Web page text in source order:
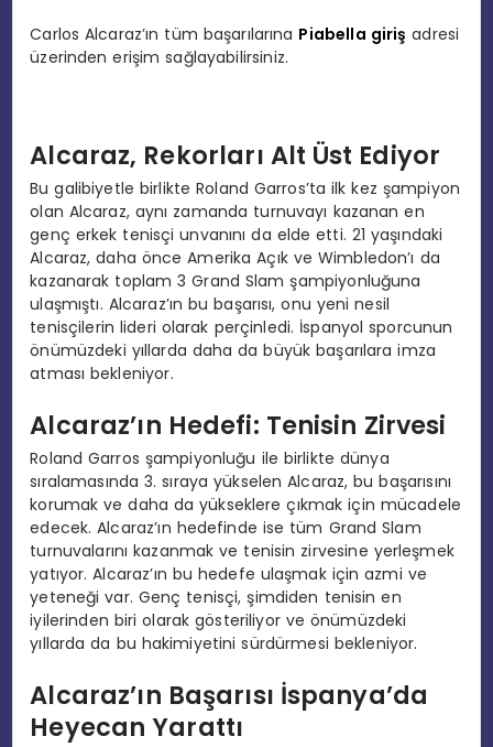
Carlos Alcaraz’ın tüm başarılarına Piabella giriş adresi
üzerinden erişim sağlayabilirsiniz.
Alcaraz, Rekorları Alt Üst Ediyor
Bu galibiyetle birlikte Roland Garros’ta ilk kez şampiyon
olan Alcaraz, aynı zamanda turnuvayı kazanan en
genç erkek tenisçi unvanını da elde etti. 21 yaşındaki
Alcaraz, daha önce Amerika Açık ve Wimbledon’ı da
kazanarak toplam 3 Grand Slam şampiyonluğuna
ulaşmıştı. Alcaraz’ın bu başarısı, onu yeni nesil
tenisçilerin lideri olarak perçinledi. İspanyol sporcunun
önümüzdeki yıllarda daha da büyük başarılara imza
atması bekleniyor.
Alcaraz’ın Hedefi: Tenisin Zirvesi
Roland Garros şampiyonluğu ile birlikte dünya
sıralamasında 3. sıraya yükselen Alcaraz, bu başarısını
korumak ve daha da yükseklere çıkmak için mücadele
edecek. Alcaraz’ın hedefinde ise tüm Grand Slam
turnuvalarını kazanmak ve tenisin zirvesine yerleşmek
yatıyor. Alcaraz’ın bu hedefe ulaşmak için azmi ve
yeteneği var. Genç tenisçi, şimdiden tenisin en
iyilerinden biri olarak gösteriliyor ve önümüzdeki
yıllarda da bu hakimiyetini sürdürmesi bekleniyor.
Alcaraz’ın Başarısı İspanya’da
Heyecan Yarattı